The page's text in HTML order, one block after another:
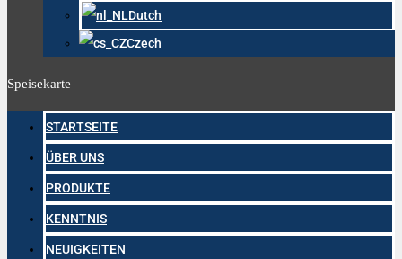
Dutch
Czech
Speisekarte
STARTSEITE
ÜBER UNS
PRODUKTE
KENNTNIS
NEUIGKEITEN